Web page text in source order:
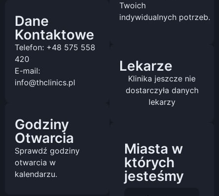
Twoich
indywidualnych potrzeb.
Lekarze
Klinika jeszcze nie
dostarczyła danych
lekarzy
Miasta w
których
jesteśmy
Dane
Kontaktowe
Telefon: +48 575 558
420
E-mail:
info@thclinics.pl
Godziny
Otwarcia
Sprawdź godziny
otwarcia w
kalendarzu.